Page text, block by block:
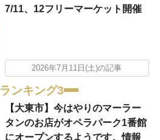
7/11、12フリーマーケット開催
2026年7月11日(土)の記事
ランキング3
【大東市】今はやりのマーラー
タンのお店がオペラパーク1番館
にオープンするようです。情報